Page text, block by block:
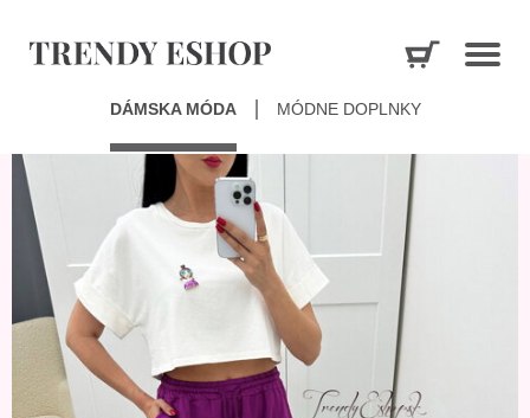
DÁMSKA MÓDA MÓDNE DOPLNKY